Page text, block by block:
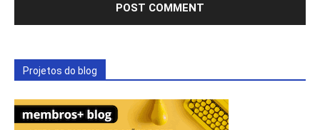
Projetos do blog